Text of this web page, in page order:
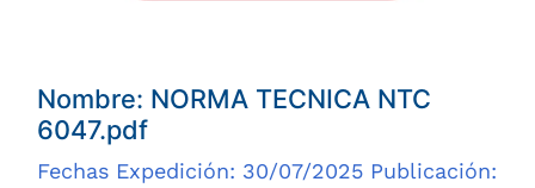
Nombre: NORMA TECNICA NTC
6047.pdf
Fechas Expedición: 30/07/2025 Publicación: